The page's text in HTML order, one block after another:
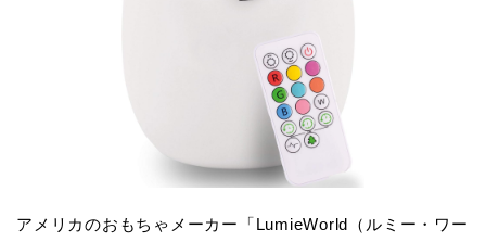
アメリカのおもちゃメーカー「LumieWorld（ルミー・ワー